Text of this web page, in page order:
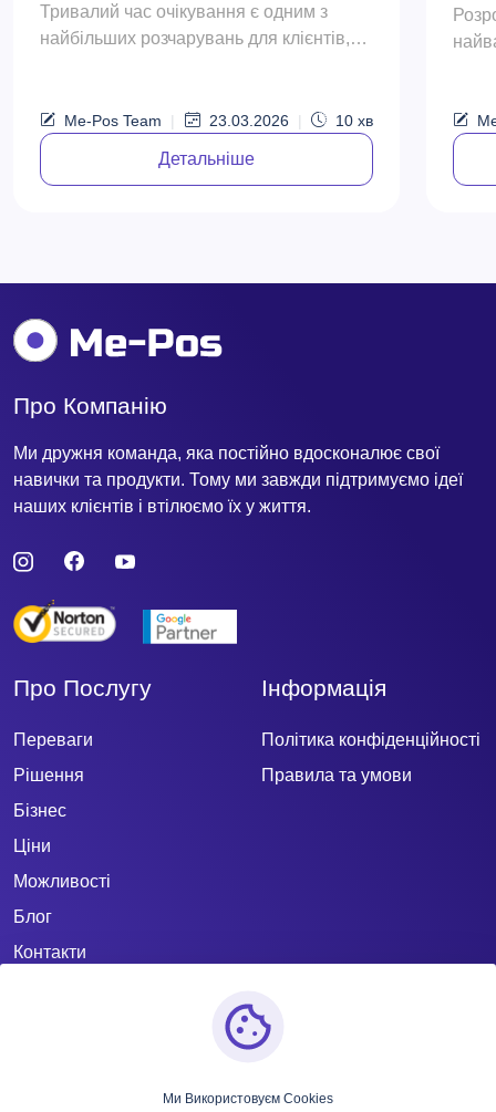
Тривалий час очікування є одним з
найбільших розчарувань для клієнтів,
п... Me-Pos Team | 23.03.2026 | 10 хв
Детальніше
—
Про Компанію
Ми дружня команда, яка постійно вдосконалює свої
навички та продукти. Тому ми завжди підтримуємо ідеї
наших клієнтів і втілюємо їх у життя.
Про Послугу
Переваги
Рішення
Бізнес
Ціни
Можливості
Блог
Контакти
Інформація
Політика конфіденційності
Правила та умови
Ми Використовуєм Cookies